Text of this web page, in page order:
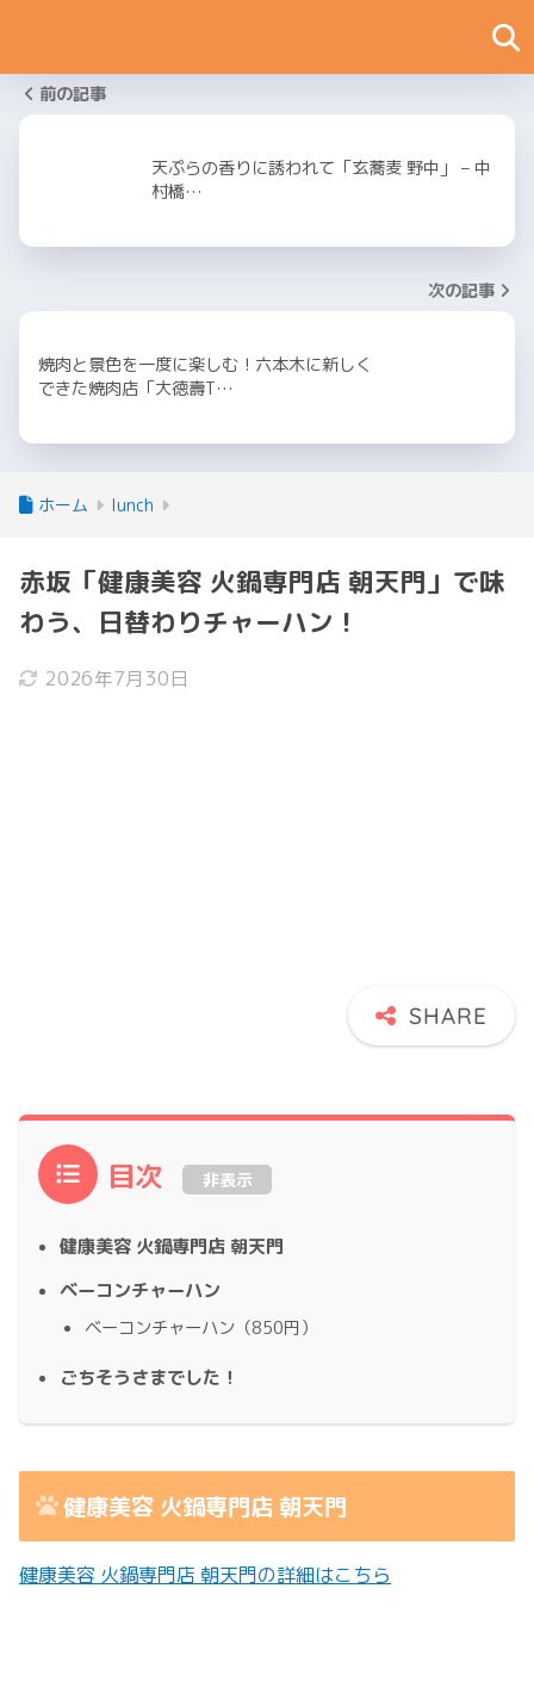
前の記事
天ぷらの香りに誘われて「玄蕎麦 野中」 – 中
村橋…
次の記事
焼肉と景色を一度に楽しむ！六本木に新しく
できた焼肉店「大徳壽T…
ホーム lunch
赤坂「健康美容 火鍋専門店 朝天門」で味
わう、日替わりチャーハン！
2026年7月30日
目次 非表示
健康美容 火鍋専門店 朝天門
ベーコンチャーハン
ベーコンチャーハン（850円）
ごちそうさまでした！
健康美容 火鍋専門店 朝天門
健康美容 火鍋専門店 朝天門の詳細はこちら